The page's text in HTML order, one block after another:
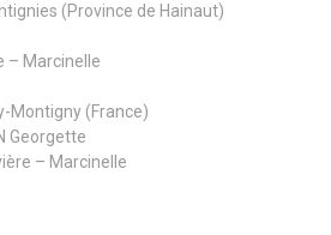
(Province de Hainaut)
– Marcinelle
Montigny (France)
Georgette
– Marcinelle